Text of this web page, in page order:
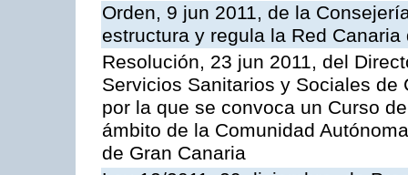
Orden, 9 jun 2011, de la
estructura y regula la Red
Resolución, 23 jun 2011, del
Servicios Sanitarios y Sociales
por la que se convoca un Curso
ámbito de la Comunidad
de Gran Canaria